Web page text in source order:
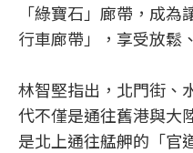
「綠寶石」廊帶，成
行車廊帶」，享受放鬆
林智堅指出，北門街、
代不僅是通往舊港與大
是北上通往艋舺的「官